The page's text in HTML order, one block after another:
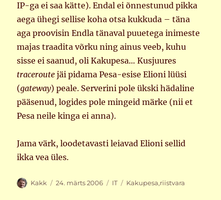
IP-ga ei saa kätte). Endal ei õnnestunud pikka
aega ühegi sellise koha otsa kukkuda – täna
aga proovisin Endla tänaval puuetega inimeste
majas traadita võrku ning ainus veeb, kuhu
sisse ei saanud, oli Kakupesa… Kusjuures
traceroute jäi pidama Pesa-esise Elioni lüüsi
(gateway) peale. Serverini pole ükski hädaline
pääsenud, logides pole mingeid märke (nii et
Pesa neile kinga ei anna).
Jama värk, loodetavasti leiavad Elioni sellid
ikka vea üles.
Autor
Kakk Postitatud
24. märts 2006 Rubriigid
IT Sildid
Kakupesa,riistvara